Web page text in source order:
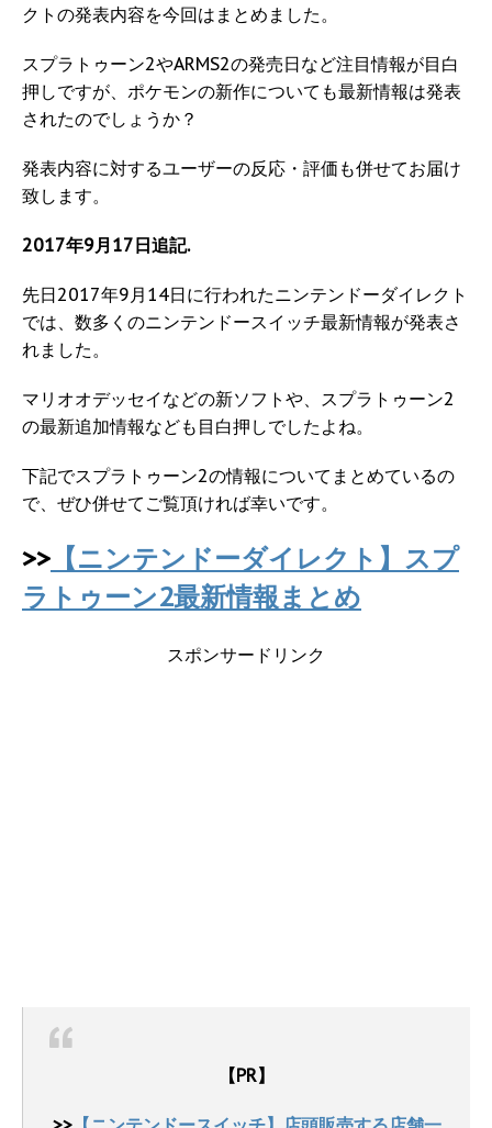
クトの発表内容を今回はまとめました。
スプラトゥーン2やARMS2の発売日など注目情報が目白
押しですが、ポケモンの新作についても最新情報は発表
されたのでしょうか？
発表内容に対するユーザーの反応・評価も併せてお届け
致します。
2017年9月17日追記.
先日2017年9月14日に行われたニンテンドーダイレクト
では、数多くのニンテンドースイッチ最新情報が発表さ
れました。
マリオオデッセイなどの新ソフトや、スプラトゥーン2
の最新追加情報なども目白押しでしたよね。
下記でスプラトゥーン2の情報についてまとめているの
で、ぜひ併せてご覧頂ければ幸いです。
>> 【ニンテンドーダイレクト】スプ
ラトゥーン2最新情報まとめ
スポンサードリンク
【PR】